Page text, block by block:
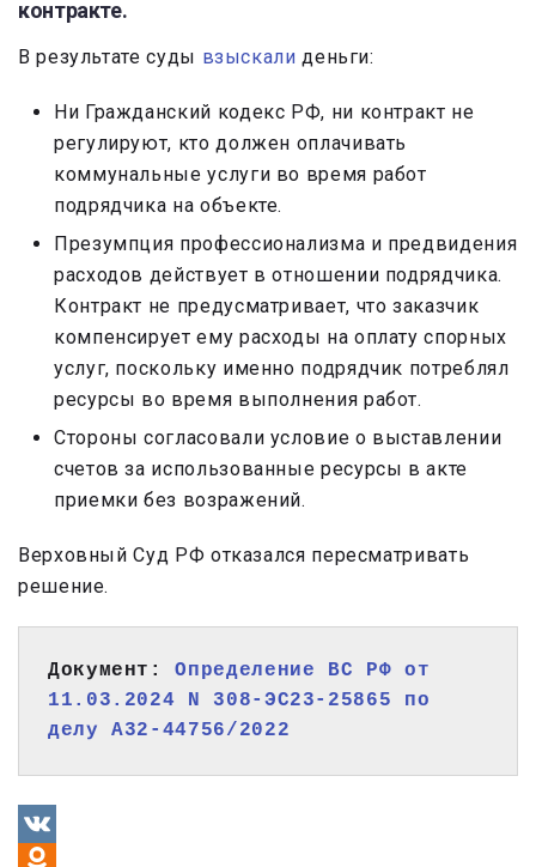
контракте.
В результате суды взыскали деньги:
Ни Гражданский кодекс РФ, ни контракт не
регулируют, кто должен оплачивать
коммунальные услуги во время работ
подрядчика на объекте.
Презумпция профессионализма и предвидения
расходов действует в отношении подрядчика.
Контракт не предусматривает, что заказчик
компенсирует ему расходы на оплату спорных
услуг, поскольку именно подрядчик потреблял
ресурсы во время выполнения работ.
Стороны согласовали условие о выставлении
счетов за использованные ресурсы в акте
приемки без возражений.
Верховный Суд РФ отказался пересматривать
решение.
Документ: Определение ВС РФ от
11.03.2024 N 308-ЭС23-25865 по
делу А32-44756/2022
VK